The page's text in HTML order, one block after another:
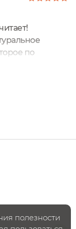
шелушащиеся
для
по
полезности